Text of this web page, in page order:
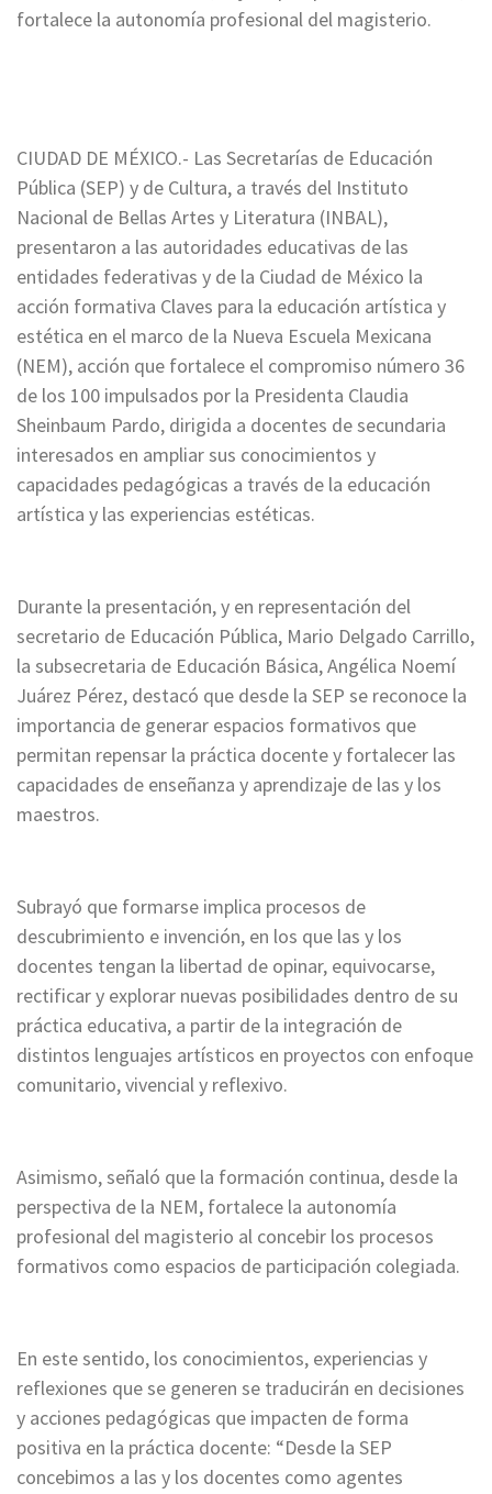
fortalece la autonomía profesional del magisterio.
CIUDAD DE MÉXICO.- Las Secretarías de Educación
Pública (SEP) y de Cultura, a través del Instituto
Nacional de Bellas Artes y Literatura (INBAL),
presentaron a las autoridades educativas de las
entidades federativas y de la Ciudad de México la
acción formativa Claves para la educación artística y
estética en el marco de la Nueva Escuela Mexicana
(NEM), acción que fortalece el compromiso número 36
de los 100 impulsados por la Presidenta Claudia
Sheinbaum Pardo, dirigida a docentes de secundaria
interesados en ampliar sus conocimientos y
capacidades pedagógicas a través de la educación
artística y las experiencias estéticas.
Durante la presentación, y en representación del
secretario de Educación Pública, Mario Delgado Carrillo,
la subsecretaria de Educación Básica, Angélica Noemí
Juárez Pérez, destacó que desde la SEP se reconoce la
importancia de generar espacios formativos que
permitan repensar la práctica docente y fortalecer las
capacidades de enseñanza y aprendizaje de las y los
maestros.
Subrayó que formarse implica procesos de
descubrimiento e invención, en los que las y los
docentes tengan la libertad de opinar, equivocarse,
rectificar y explorar nuevas posibilidades dentro de su
práctica educativa, a partir de la integración de
distintos lenguajes artísticos en proyectos con enfoque
comunitario, vivencial y reflexivo.
Asimismo, señaló que la formación continua, desde la
perspectiva de la NEM, fortalece la autonomía
profesional del magisterio al concebir los procesos
formativos como espacios de participación colegiada.
En este sentido, los conocimientos, experiencias y
reflexiones que se generen se traducirán en decisiones
y acciones pedagógicas que impacten de forma
positiva en la práctica docente: “Desde la SEP
concebimos a las y los docentes como agentes